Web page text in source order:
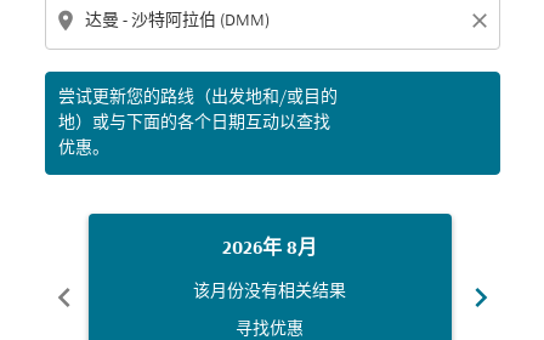
location_on close
尝试更新您的路线（出发地和/或目的
地）或与下面的各个日期互动以查找
优惠。
chevron_left
2026年 8月
该月份没有相关结果
寻找优惠
chevron_right